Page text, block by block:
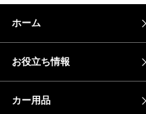
ホーム
お役立ち情報
カー用品